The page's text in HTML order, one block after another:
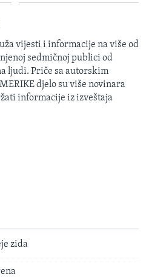
vijesti i informacije na više od
sedmičnoj publici od
ljudi. Priče sa autorskim
djelo su više novinara
informacije iz izveštaja
zida